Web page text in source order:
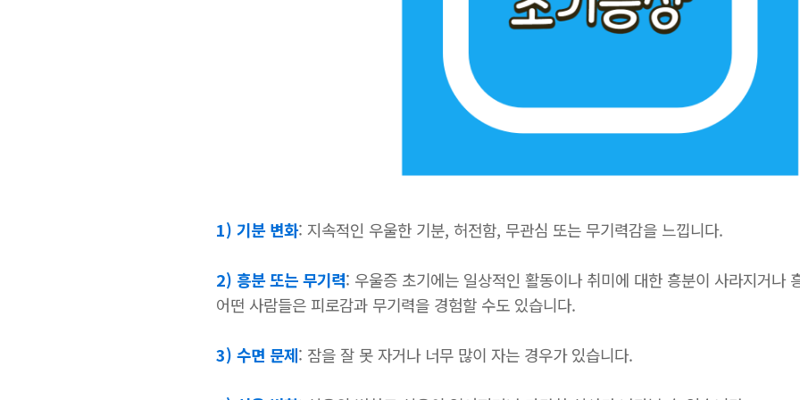
1) 기분 변화: 지속적인 우울한 기분, 허전함, 무관심 또는 무기력감을 느낍니다.
2) 흥분 또는 무기력: 우울증 초기에는 일상적인 활동이나 취미에 대한 흥분이 사라지거나
어떤 사람들은 피로감과 무기력을 경험할 수도 있습니다.
3) 수면 문제: 잠을 잘 못 자거나 너무 많이 자는 경우가 있습니다.